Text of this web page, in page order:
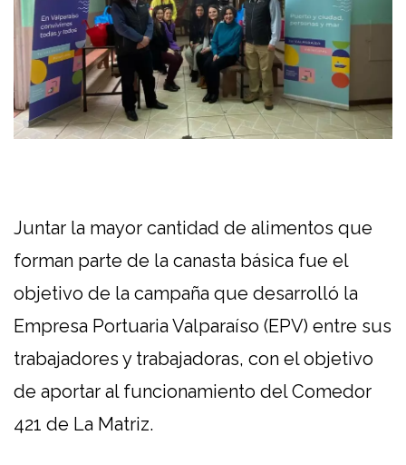
Juntar la mayor cantidad de alimentos que
forman parte de la canasta básica fue el
objetivo de la campaña que desarrolló la
Empresa Portuaria Valparaíso (EPV) entre sus
trabajadores y trabajadoras, con el objetivo
de aportar al funcionamiento del Comedor
421 de La Matriz.